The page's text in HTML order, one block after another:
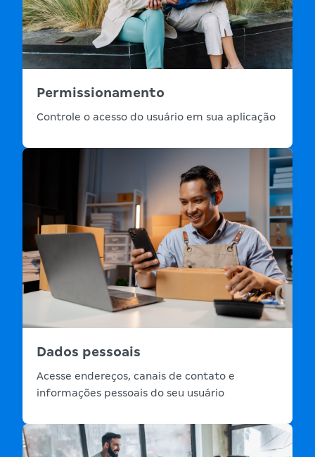
Permissionamento
Controle o acesso do usuário em sua aplicação
Dados pessoais
Acesse endereços, canais de contato e
informações pessoais do seu usuário